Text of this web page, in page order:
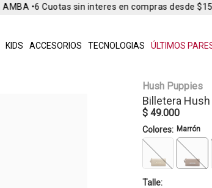
KIDS ACCESORIOS TECNOLOGIAS ÚLTIMOS
•6 Cuotas sin interes en compras desde
Hush Puppies
Billetera
$ 49.000
Colores: Marrón
Talle: